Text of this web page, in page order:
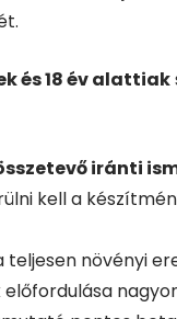
és 18 év alattiak
iránti
kell a
teljesen növényi